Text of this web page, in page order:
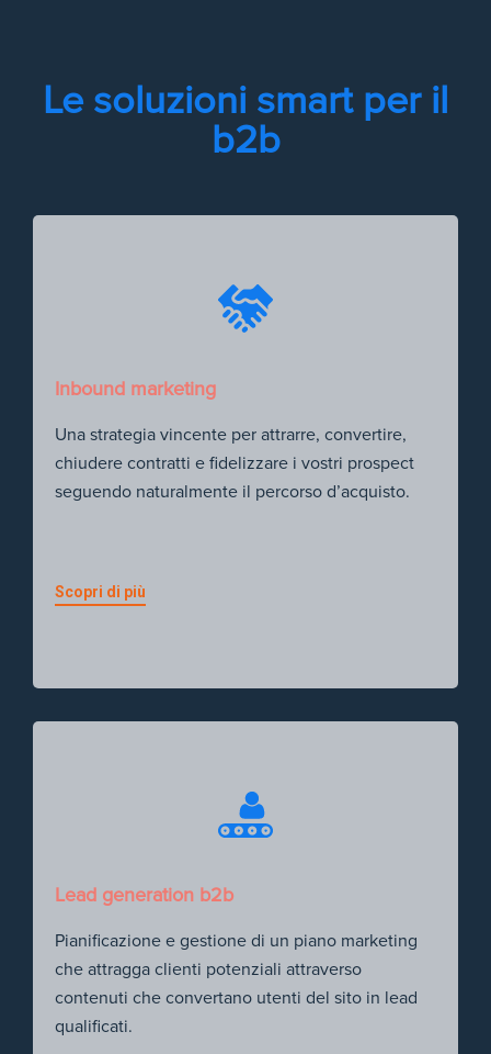
Le soluzioni smart per il
b2b
Inbound marketing
Una strategia vincente per attrarre, convertire,
chiudere contratti e fidelizzare i vostri prospect
seguendo naturalmente il percorso d’acquisto.
Scopri di più
Lead generation b2b
Pianificazione e gestione di un piano marketing
che attragga clienti potenziali attraverso
contenuti che convertano utenti del sito in lead
qualificati.